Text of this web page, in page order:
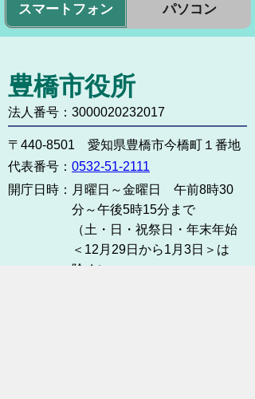
スマートフォン パソコン
豊橋市役所
法人番号：3000020232017
〒440-8501 愛知県豊橋市今橋町１番地
代表番号： 0532-51-2111
開庁日時： 月曜日～金曜日 午前8時30
分～午後5時15分まで
（土・日・祝祭日・年末年始
＜12月29日から1月3日＞は
除く）